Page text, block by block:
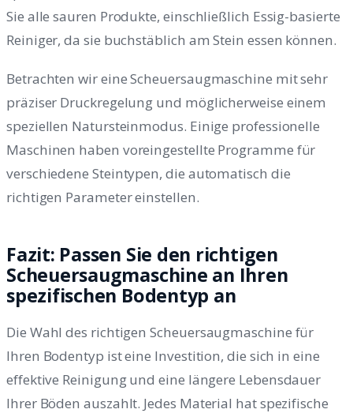
Sie alle sauren Produkte, einschließlich Essig-basierte
Reiniger, da sie buchstäblich am Stein essen können.
Betrachten wir eine Scheuersaugmaschine mit sehr
präziser Druckregelung und möglicherweise einem
speziellen Natursteinmodus. Einige professionelle
Maschinen haben voreingestellte Programme für
verschiedene Steintypen, die automatisch die
richtigen Parameter einstellen.
Fazit: Passen Sie den richtigen
Scheuersaugmaschine an Ihren
spezifischen Bodentyp an
Die Wahl des richtigen Scheuersaugmaschine für
Ihren Bodentyp ist eine Investition, die sich in eine
effektive Reinigung und eine längere Lebensdauer
Ihrer Böden auszahlt. Jedes Material hat spezifische